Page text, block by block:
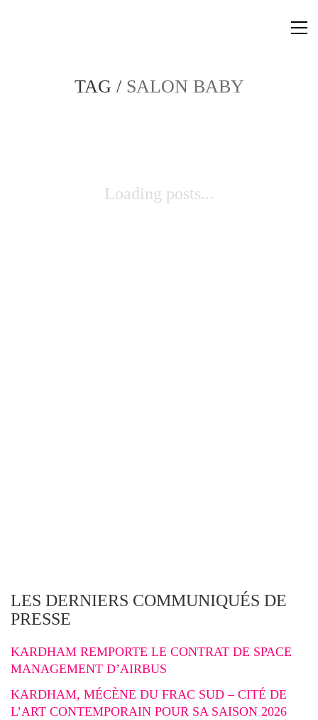
TAG / SALON BABY
Loading posts...
LES DERNIERS COMMUNIQUÉS DE
PRESSE
KARDHAM REMPORTE LE CONTRAT DE SPACE
MANAGEMENT D’AIRBUS
KARDHAM, MÉCÈNE DU FRAC SUD – CITÉ DE
L’ART CONTEMPORAIN POUR SA SAISON 2026